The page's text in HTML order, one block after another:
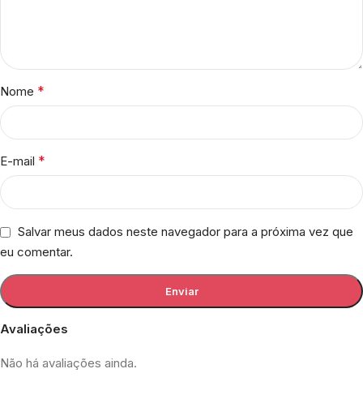
Avaliações
Não há avaliações ainda.
Nome *
E-mail *
Salvar meus dados neste navegador para a próxima vez que
eu comentar.